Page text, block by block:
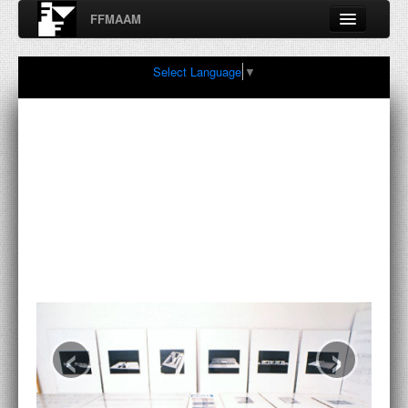
FFMAAM
Fondo Francesco Moschini
A.A.M. Architettura Arte Moderna
Percorsi, nodi, sconfinamenti e contaminazioni tra Arte,
VIDEO
COLLEZIONE
Select Language ▼
‹ ›